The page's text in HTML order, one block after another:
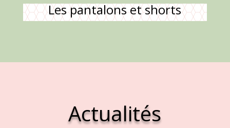
Les pantalons et shorts
Actualités